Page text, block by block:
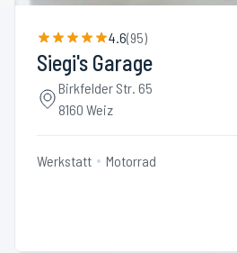
4.6(95)
Siegi's Garage
Birkfelder Str. 65
8160 Weiz
Werkstatt Motorrad